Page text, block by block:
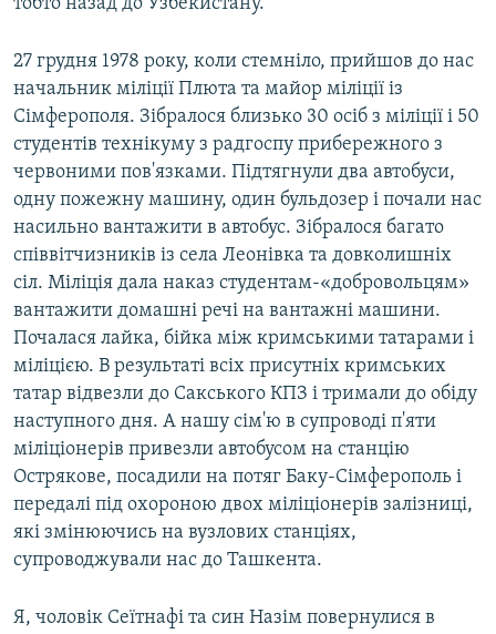
тобто назад до Узбекистану.
27 грудня 1978 року, коли стемніло, прийшов до нас
начальник міліції Плюта та майор міліції із
Сімферополя. Зібралося близько 30 осіб з міліції і 50
студентів технікуму з радгоспу прибережного з
червоними пов'язками. Підтягнули два автобуси,
одну пожежну машину, один бульдозер і почали нас
насильно вантажити в автобус. Зібралося багато
співвітчизників із села Леонівка та довколишніх
сіл. Міліція дала наказ студентам-«добровольцям»
вантажити домашні речі на вантажні машини.
Почалася лайка, бійка між кримськими татарами і
міліцією. В результаті всіх присутніх кримських
татар відвезли до Сакського КПЗ і тримали до обіду
наступного дня. А нашу сім'ю в супроводі п'яти
міліціонерів привезли автобусом на станцію
Острякове, посадили на потяг Баку-Сімферополь і
передалі під охороною двох міліціонерів залізниці,
які змінюючись на вузлових станціях,
супроводжували нас до Ташкента.
Я, чоловік Сеїтнафі та син Назім повернулися в